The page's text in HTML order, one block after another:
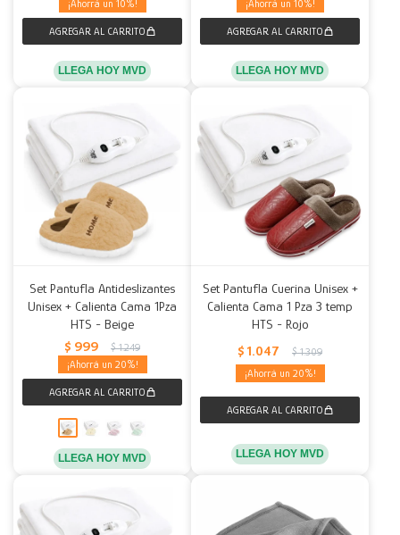
10
LLEGA HOY MVD
10
LLEGA HOY MVD
Set Pantufla Antideslizantes
Unisex + Calienta Cama 1Pza
HTS - Beige
$ 999 $ 1.249
20
LLEGA HOY MVD
Set Pantufla Cuerina Unisex +
Calienta Cama 1 Pza 3 temp
HTS - Rojo
$ 1.047 $ 1.309
20
LLEGA HOY MVD